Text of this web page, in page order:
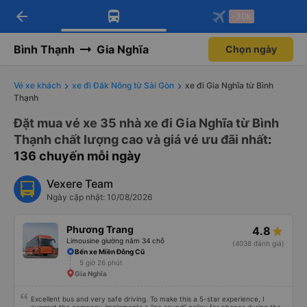
Tải app Vexere ngay!
Nhận ưu đãi thành viên độc
Mở app
Tải app Vexere
-30k/ghế khi đặt vé máy bay qua
Mở app
arrow_back -30k
Bình Thạnh Gia Nghĩa Chọn ngày
Vé xe khách xe đi Đăk Nông từ Sài Gòn
xe đi Gia Nghĩa từ Bình
Thạnh
Đặt mua vé xe 35 nhà xe đi Gia Nghĩa từ Bình
Thạnh chất lượng cao và giá vé ưu đãi nhất:
136 chuyến mỗi ngày
Vexere Team
Ngày cập nhật: 10/08/2026
Phương Trang
Limousine giường nằm 34 chỗ
4.8
(4038 đánh giá)
Bến xe Miền Đông Cũ
5 giờ 26 phút
Gia Nghĩa
Excellent bus and very safe driving. To make this a 5-star experience, I